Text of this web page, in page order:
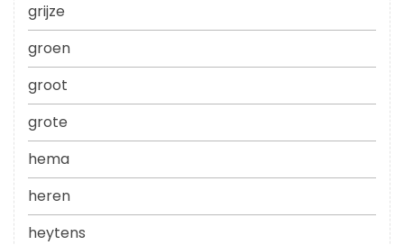
grijze
groen
groot
grote
hema
heren
heytens